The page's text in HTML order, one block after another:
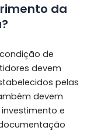
da
de
devem
pelas
devem
e